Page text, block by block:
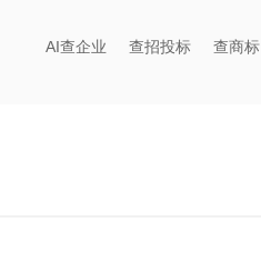
AI查企业 查招投标 查商标